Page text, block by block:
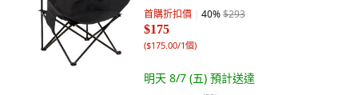
首購折扣價 40%$293
$175
($175.00/1個)
明天 8/7 (五) 預計送達